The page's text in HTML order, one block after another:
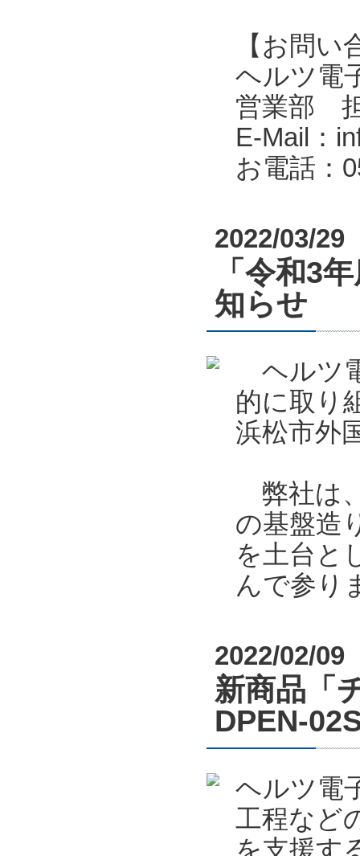
【お問い
ヘルツ電
営業部
E-Mail：
お電話：
2022/03/29
「令和3
知らせ
ヘルツ
的に取り
浜松市外
弊社は
の基盤造
を土台と
んで参り
2022/02/09
新商品「
DPEN-
ヘルツ電
工程など
を支援す